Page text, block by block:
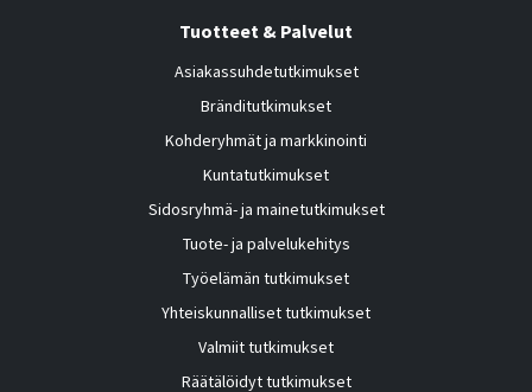
Tuotteet & Palvelut
Asiakassuhdetutkimukset
Bränditutkimukset
Kohderyhmät ja markkinointi
Kuntatutkimukset
Sidosryhmä- ja mainetutkimukset
Tuote- ja palvelukehitys
Työelämän tutkimukset
Yhteiskunnalliset tutkimukset
Valmiit tutkimukset
Räätälöidyt tutkimukset